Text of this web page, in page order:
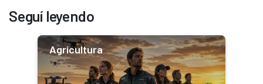
Seguí leyendo
Agricultura